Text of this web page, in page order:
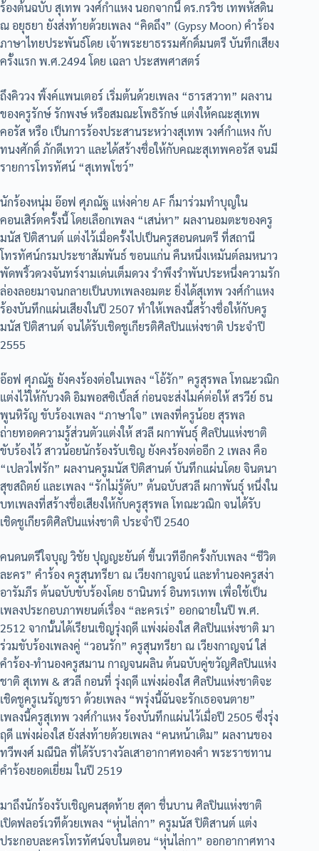
ร้องต้นฉบับ สุเทพ วงศ์กำแหง นอกจากนี้ ดร.กรวิช เทพหัสดิน
ณ อยุธยา ยังส่งท้ายด้วยเพลง “คิดถึง” (Gypsy Moon) คำร้อง
ภาษาไทยประพันธ์โดย เจ้าพระยาธรรมศักดิ์มนตรี บันทึกเสียง
ครั้งแรก พ.ศ.2494 โดย เฉลา ประสพศาสตร์
ถึงคิววง พิ้งค์แพนเตอร์ เริ่มต้นด้วยเพลง “ธารสวาท” ผลงาน
ของครูรักษ์ รักพงษ์ หรือสมณะโพธิรักษ์ แต่งให้คณะสุเทพ
คอรัส หรือ เป็นการร้องประสานระหว่างสุเทพ วงศ์กำแหง กับ
ทนงศักดิ์ ภักดีเทวา และได้สร้างชื่อให้กับคณะสุเทพคอรัส จนมี
รายการโทรทัศน์ “สุเทพโชว์”
นักร้องหนุ่ม อ๊อฟ ศุภณัฐ แห่งค่าย AF ก็มาร่วมทำบุญใน
คอนเสิร์ตครั้งนี้ โดยเลือกเพลง “เสน่หา” ผลงานอมตะของครู
มนัส ปิติสานต์ แต่งไว้เมื่อครั้งไปเป็นครูสอนดนตรี ที่สถานี
โทรทัศน์กรมประชาสัมพันธ์ ขอนแก่น คืนหนึ่งเหมันต์ลมหนาว
พัดพริ้วดวงจันทร์งามเด่นเต็มดวง รำพึงรำพันประหนึ่งความรัก
ล่องลอยมาจนกลายเป็นบทเพลงอมตะ ยิ่งได้สุเทพ วงศ์กำแหง
ร้องบันทึกแผ่นเสียงในปี 2507 ทำให้เพลงนี้สร้างชื่อให้กับครู
มนัส ปิติสานต์ จนได้รับเชิดชูเกียรติศิลปินแห่งชาติ ประจำปี
2555
อ๊อฟ ศุภณัฐ ยังคงร้องต่อในเพลง “โอ้รัก” ครูสุรพล โทณะวณิก
แต่งไว้ให้กับวงดิ อิมพอสซิเบิ้ลส์ ก่อนจะส่งไมค์ต่อให้ สรวีย์ ธน
พูนหิรัญ ขับร้องเพลง “ภาษาใจ” เพลงที่ครูน้อย สุรพล
ถ่ายทอดความรู้ส่วนตัวแต่งให้ สวลี ผกาพันธุ์ ศิลปินแห่งชาติ
ขับร้องไว้ สาวน้อยนักร้องรับเชิญ ยังคงร้องต่ออีก 2 เพลง คือ
“เปลวไฟรัก” ผลงานครูมนัส ปิติสานต์ บันทึกแผ่นโดย จินตนา
สุขสถิตย์ และเพลง “รักไม่รู้ดับ” ต้นฉบับสวลี ผกาพันธุ์ หนึ่งใน
บทเพลงที่สร้างชื่อเสียงให้กับครูสุรพล โทณะวณิก จนได้รับ
เชิดชูเกียรติศิลปินแห่งชาติ ประจำปี 2540
คนดนตรีใจบุญ วิชัย ปุญญะยันต์ ขึ้นเวทีอีกครั้งกับเพลง “ชีวิต
ละคร” คำร้อง ครูสุนทรียา ณ เวียงกาญจน์ และทำนองครูสง่า
อารัมภีร ต้นฉบับขับร้องโดย ธานินทร์ อินทรเทพ เพื่อใช้เป็น
เพลงประกอบภาพยนต์เรื่อง “ละครเร่” ออกฉายในปี พ.ศ.
2512 จากนั้นได้เรียนเชิญรุ่งฤดี แพ่งผ่องใส ศิลปินแห่งชาติ มา
ร่วมขับร้องเพลงคู่ “วอนรัก” ครูสุนทรียา ณ เวียงกาญจน์ ใส่
คำร้อง-ทำนองครูสมาน กาญจนผลิน ต้นฉบับคู่ขวัญศิลปินแห่ง
ชาติ สุเทพ & สวลี กอนที่ รุ่งฤดี แพ่งผ่องใส ศิลปินแห่งชาติจะ
เชิดชูครูเนรัญชรา ด้วยเพลง “พรุ่งนี้ฉันจะรักเธอจนตาย”
เพลงนี้ครูสุเทพ วงศ์กำแหง ร้องบันทึกแผ่นไว้เมื่อปี 2505 ซึ่งรุ่ง
ฤดี แพ่งผ่องใส ยังส่งท้ายด้วยเพลง “คนหน้าเดิม” ผลงานของ
ทวีพงศ์ มณีนิล ที่ได้รับรางวัลเสาอากาศทองคำ พระราชทาน
คำร้องยอดเยี่ยม ในปี 2519
มาถึงนักร้องรับเชิญคนสุดท้าย สุดา ชื่นบาน ศิลปินแห่งชาติ
เปิดฟลอร์เวทีด้วยเพลง “หุ่นไล่กา” ครูมนัส ปิติสานต์ แต่ง
ประกอบละครโทรทัศน์จบในตอน “หุ่นไล่กา” ออกอากาศทาง